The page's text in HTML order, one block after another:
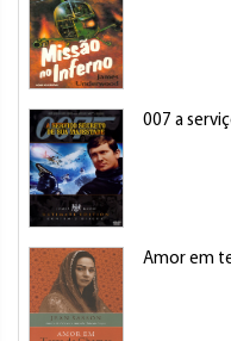
007 a
Amor em